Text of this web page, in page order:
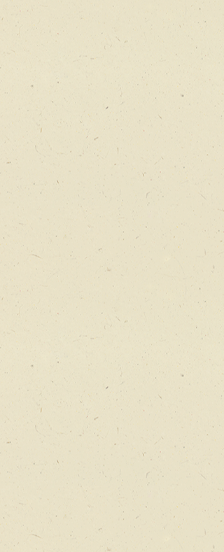
קרקס הבובות
קברט
בובות
וחפצים
ליצנית
פוסט